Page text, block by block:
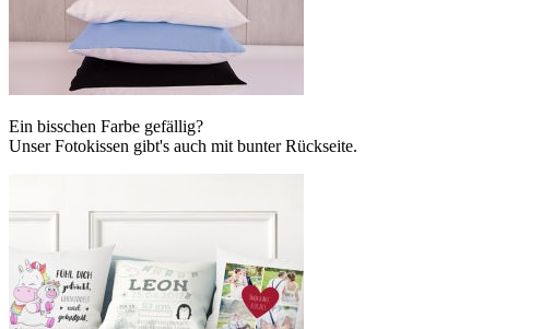
Ein bisschen Farbe gefällig?
Unser Fotokissen gibt's auch mit bunter Rückseite.